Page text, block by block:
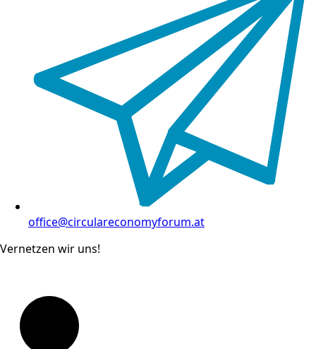
office@circulareconomyforum.at
Vernetzen wir uns!